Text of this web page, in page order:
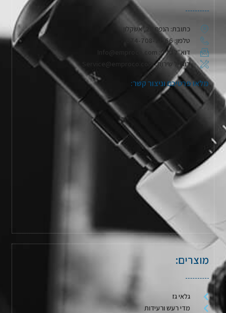
כתובת: הנפח 28, אשקלון
טלפון: 074-708-71-66
דוא"ל כללי: Info@emproco.com
דוא"ל שירות: Service@emproco.com
מלאו פרטיכם וניצור קשר:
מוצרים:
גלאי גז
מדי רעש ורעידות